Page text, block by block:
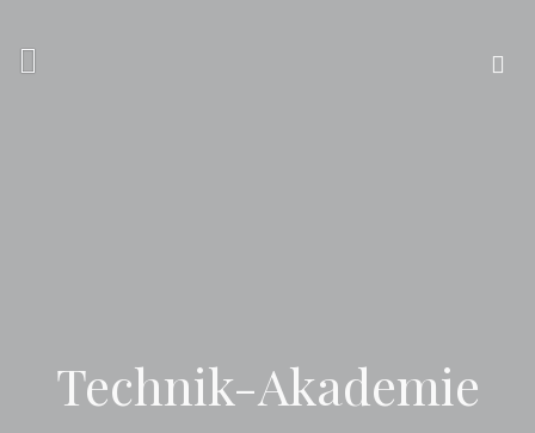
Technik-Akademie